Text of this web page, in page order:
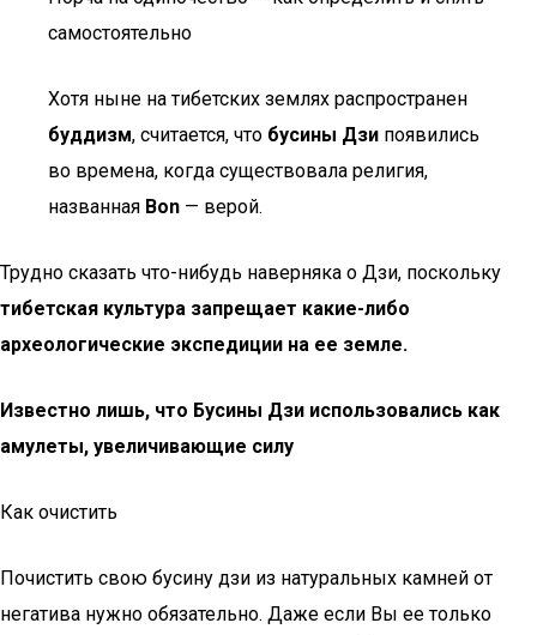
самостоятельно
Хотя ныне на тибетских землях распространен
буддизм, считается, что бусины Дзи появились
во времена, когда существовала религия,
названная Bon — верой.
Трудно сказать что-нибудь наверняка о Дзи, поскольку
тибетская культура запрещает какие-либо
археологические экспедиции на ее земле.
Известно лишь, что Бусины Дзи использовались как
амулеты, увеличивающие силу
Как очистить
Почистить свою бусину дзи из натуральных камней от
негатива нужно обязательно. Даже если Вы ее только